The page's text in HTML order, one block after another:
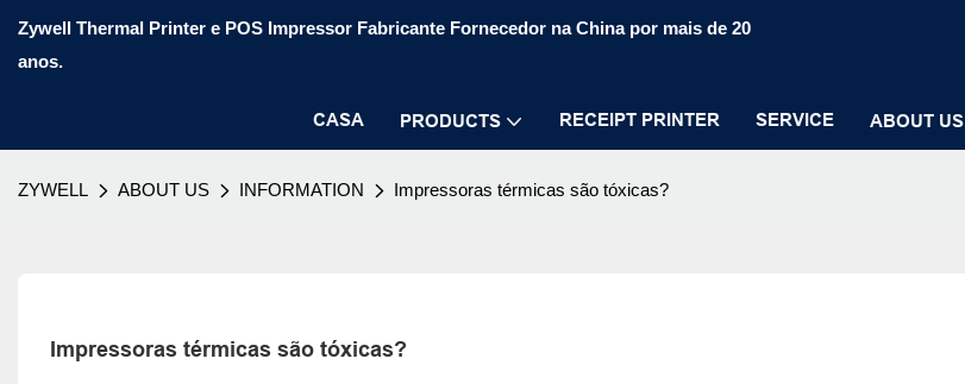
Zywell Thermal Printer e POS Impressor Fabricante Fornecedor na China por mais de 20
anos.
CASA PRODUCTS RECEIPT PRINTER SERVICE ABOUT US
ZYWELL ABOUT US INFORMATION Impressoras térmicas são tóxicas?
Impressoras térmicas são tóxicas?